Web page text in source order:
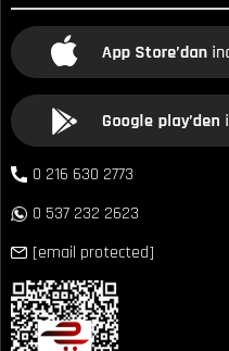
0 216 630 2773
0 537 232 2623
[email protected]